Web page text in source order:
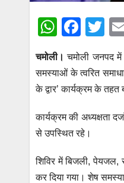
W
at
s
p
p
F
c
e
o
o
k
T
wi
tt
er
चमोली। चमोली जनपद में
समस्याओं के त्वरित
के द्वार’ कार्यक्रम के
कार्यक्रम की अध्यक्षता
से उपस्थित रहे।
शिविर में बिजली, पेयजल,
कर दिया गया। शेष